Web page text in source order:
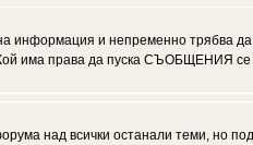
и непременно трябва да
има права да пуска СЪОБЩЕНИЯ се
над всички останали теми,